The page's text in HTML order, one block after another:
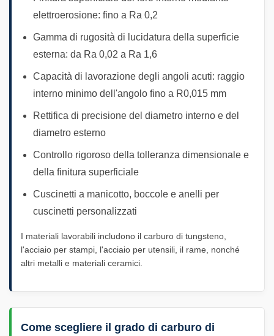
elettroerosione: fino a Ra 0,2
Gamma di rugosità di lucidatura della superficie
esterna: da Ra 0,02 a Ra 1,6
Capacità di lavorazione degli angoli acuti: raggio
interno minimo dell'angolo fino a R0,015 mm
Rettifica di precisione del diametro interno e del
diametro esterno
Controllo rigoroso della tolleranza dimensionale e
della finitura superficiale
Cuscinetti a manicotto, boccole e anelli per
cuscinetti personalizzati
I materiali lavorabili includono il carburo di tungsteno,
l'acciaio per stampi, l'acciaio per utensili, il rame, nonché
altri metalli e materiali ceramici.
Come scegliere il grado di carburo di